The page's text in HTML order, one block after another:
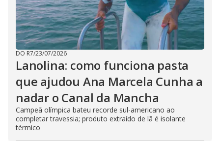
DO R7/23/07/2026
Lanolina: como funciona pasta
que ajudou Ana Marcela Cunha a
nadar o Canal da Mancha
Campeã olímpica bateu recorde sul-americano ao
completar travessia; produto extraído de lã é isolante
térmico